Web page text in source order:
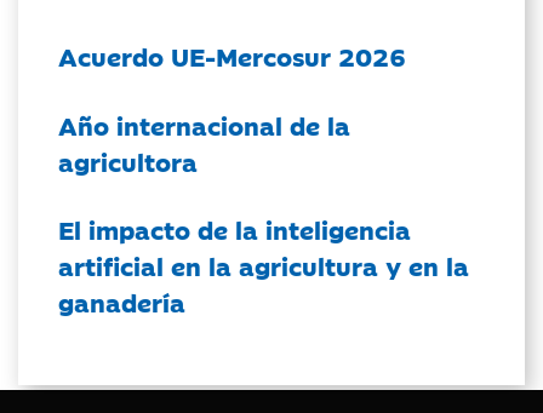
Acuerdo UE-Mercosur 2026
Año internacional de la
agricultora
El impacto de la inteligencia
artificial en la agricultura y en la
ganadería